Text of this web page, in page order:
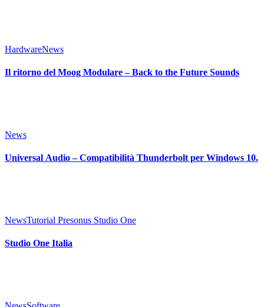
HardwareNews
Il ritorno del Moog Modulare – Back to the Future Sounds
News
Universal Audio – Compatibilità Thunderbolt per Windows 10.
NewsTutorial Presonus Studio One
Studio One Italia